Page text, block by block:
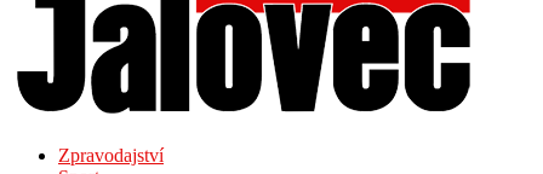
Zpravodajství